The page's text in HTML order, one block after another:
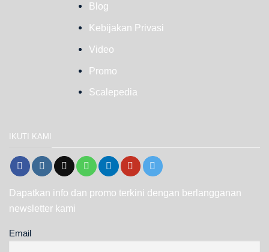
Blog
Kebijakan Privasi
Video
Promo
Scalepedia
IKUTI KAMI
Dapatkan info dan promo terkini dengan berlangganan
newsletter kami
Email